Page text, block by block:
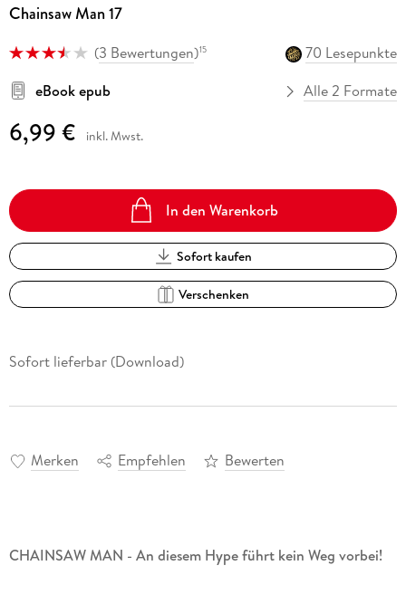
Chainsaw Man 17
(3 Bewertungen)15
70 Lesepunkte
eBook epub
Alle 2 Formate
6,99 € inkl. Mwst.
In den Warenkorb
Sofort kaufen
Verschenken
Sofort lieferbar (Download)
Merken Empfehlen Bewerten
CHAINSAW MAN - An diesem Hype führt kein Weg vorbei!